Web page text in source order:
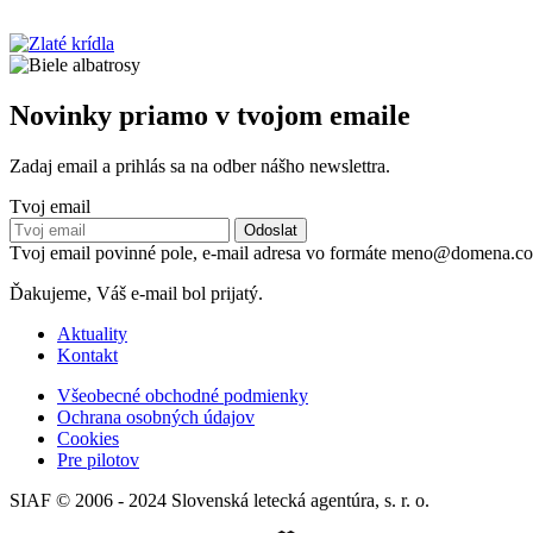
Novinky priamo v tvojom emaile
Zadaj email a prihlás sa na odber nášho newslettra.
Tvoj email
Tvoj email povinné pole, e-mail adresa vo formáte
Ďakujeme, Váš e-mail bol prijatý.
Aktuality
Kontakt
Všeobecné obchodné podmienky
Ochrana osobných údajov
Cookies
Pre pilotov
SIAF © 2006 - 2024 Slovenská letecká agentúra, s. r. o.